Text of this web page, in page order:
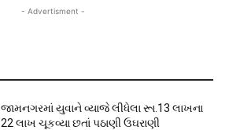
- Advertisment -
જામનગરમાં યુવાને વ્યાજે લીધેલા રૂા.13 લાખના
22 લાખ ચૂકવ્યા છતાં પઠાણી ઉઘરાણી